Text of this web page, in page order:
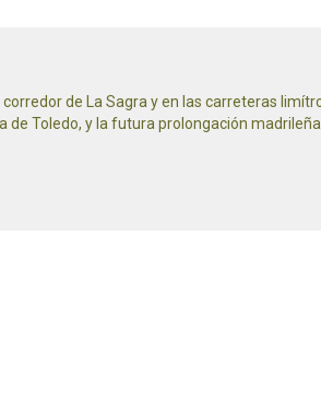
de La Sagra y en las carreteras
Toledo, y la futura prolongación